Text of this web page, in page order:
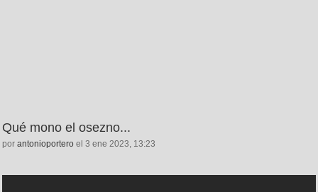
Qué mono el osezno...
por antonioportero el 3 ene 2023, 13:23